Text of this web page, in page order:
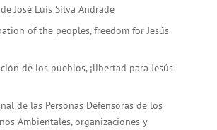
José Luis Silva Andrade
of the peoples, freedom for Jesús
de los pueblos, ¡libertad para Jesús
de las Personas Defensoras de los
Ambientales, organizaciones y